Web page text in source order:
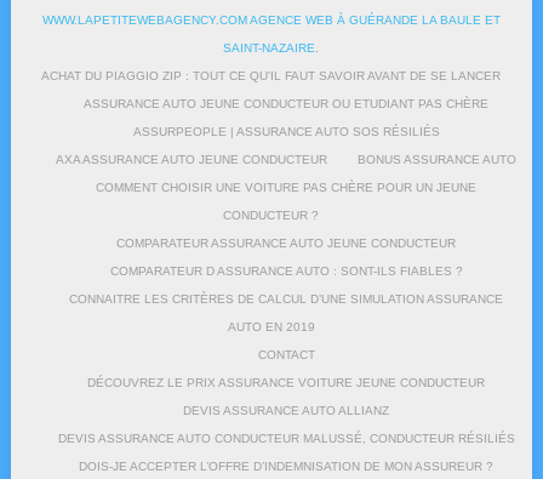
WWW.LAPETITEWEBAGENCY.COM AGENCE WEB À GUÉRANDE LA BAULE ET
SAINT-NAZAIRE
ACHAT DU PIAGGIO ZIP : TOUT CE QU’IL FAUT SAVOIR AVANT DE SE LANCER
ASSURANCE AUTO JEUNE CONDUCTEUR OU ETUDIANT PAS CHÈRE
ASSURPEOPLE | ASSURANCE AUTO SOS RÉSILIÉS
AXA ASSURANCE AUTO JEUNE CONDUCTEUR BONUS ASSURANCE AUTO
COMMENT CHOISIR UNE VOITURE PAS CHÈRE POUR UN JEUNE
CONDUCTEUR ?
COMPARATEUR ASSURANCE AUTO JEUNE CONDUCTEUR
COMPARATEUR D ASSURANCE AUTO : SONT-ILS FIABLES ?
CONNAITRE LES CRITÈRES DE CALCUL D’UNE SIMULATION ASSURANCE
AUTO EN 2019
CONTACT
DÉCOUVREZ LE PRIX ASSURANCE VOITURE JEUNE CONDUCTEUR
DEVIS ASSURANCE AUTO ALLIANZ
DEVIS ASSURANCE AUTO CONDUCTEUR MALUSSÉ, CONDUCTEUR RÉSILIÉS
DOIS-JE ACCEPTER L’OFFRE D’INDEMNISATION DE MON ASSUREUR ?